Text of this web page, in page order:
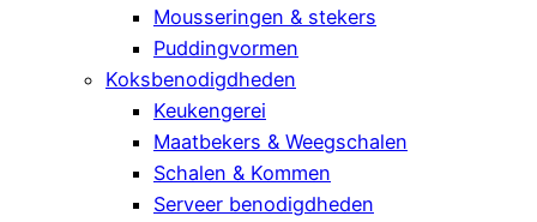
Mousseringen & stekers
Puddingvormen
Koksbenodigdheden
Keukengerei
Maatbekers & Weegschalen
Schalen & Kommen
Serveer benodigdheden